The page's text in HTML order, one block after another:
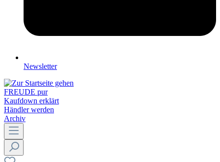
Newsletter
FREUDE pur
Kaufdown erklärt
Händler werden
Archiv